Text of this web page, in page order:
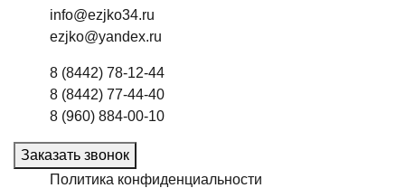
info@ezjko34.ru
ezjko@yandex.ru
8 (8442) 78-12-44
8 (8442) 77-44-40
8 (960) 884-00-10
Заказать звонок
Политика конфиденциальности